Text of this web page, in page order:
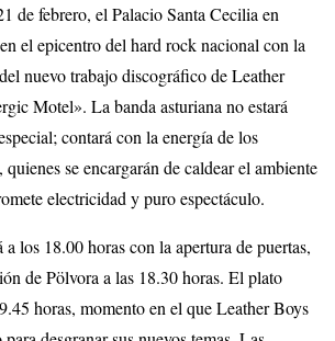
de febrero, el Palacio Santa Cecilia en
el epicentro del hard rock nacional con la
nuevo trabajo discográfico de Leather
Motel». La banda asturiana no estará
contará con la energía de los
se encargarán de caldear el ambiente
electricidad y puro espectáculo.
los 18.00 horas con la apertura de puertas,
de Pölvora a las 18.30 horas. El plato
horas, momento en el que Leather Boys